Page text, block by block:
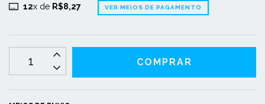
12x de R$8,27 VER MEIOS DE PAGAMENTO